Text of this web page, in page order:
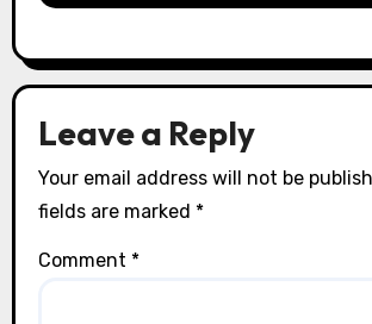
Leave a Reply
Your email address will not be
fields are marked *
Comment *